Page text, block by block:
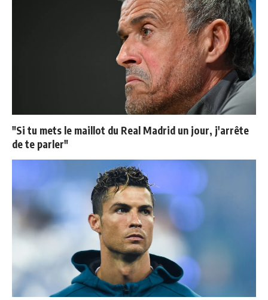
"Si tu mets le maillot du Real Madrid un jour, j'arrête
de te parler"